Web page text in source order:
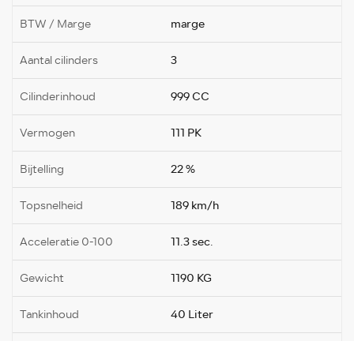
BTW / Marge marge
Aantal cilinders 3
Cilinderinhoud 999 CC
Vermogen 111 PK
Bijtelling 22 %
Topsnelheid 189 km/h
Acceleratie 0-100 11.3 sec.
Gewicht 1190 KG
Tankinhoud 40 Liter